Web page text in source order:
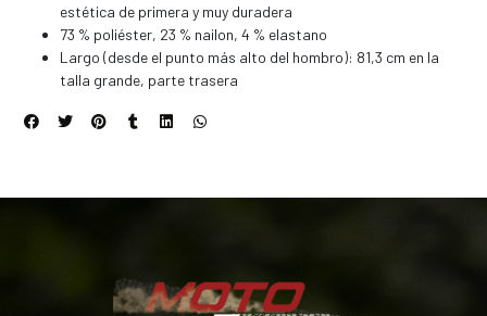
estética de primera y muy duradera
73 % poliéster, 23 % nailon, 4 % elastano
Largo (desde el punto más alto del hombro): 81,3 cm en la
talla grande, parte trasera